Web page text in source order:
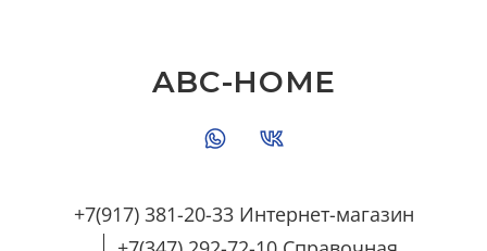
+7(917) 381-20-33 Интернет-магазин
ABC-HOME